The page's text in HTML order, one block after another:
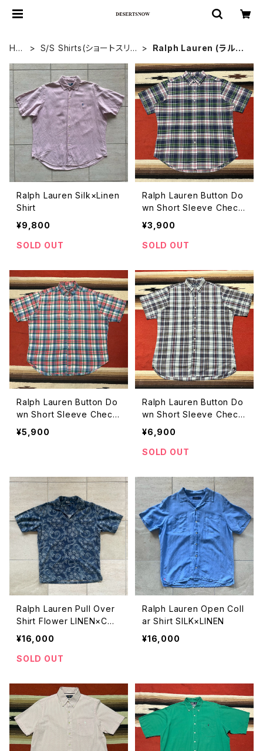
HO
S/S Shirts(ショートスリ
Ralph Lauren (ラルフ
Ralph Lauren Silk×Linen
Shirt
¥9,800
SOLD OUT
Ralph Lauren Button Do
wn Short Sleeve Check
Pattern Shirt size L
¥3,900
SOLD OUT
Ralph Lauren Button Do
wn Short Sleeve Check
Pattern Shirt size XXL
¥5,900
Ralph Lauren Button Do
wn Short Sleeve Check
Pattern Shirt size L
¥6,900
SOLD OUT
Ralph Lauren Pull Over
Shirt Flower LINEN×COT
TON
¥16,000
SOLD OUT
Ralph Lauren Open Coll
ar Shirt SILK×LINEN
¥16,000